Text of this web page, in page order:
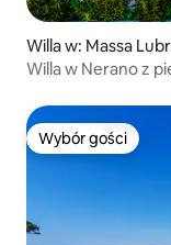
Willa w: Massa
Willa w Nerano z
Wybór gości
Wybór gości